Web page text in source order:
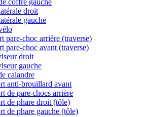
coffre gauche
droit
gauche
pare-choc arrière (traverse)
pare-choc avant (traverse)
droit
gauche
calandre
anti-brouillard avant
de pare chocs arrière
de phare droit (tôle)
de phare gauche (tôle)